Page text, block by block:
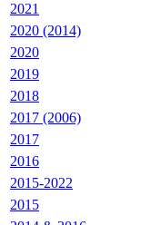
2021
2020 (2014)
2020
2019
2018
2017 (2006)
2017
2016
2015-2022
2015